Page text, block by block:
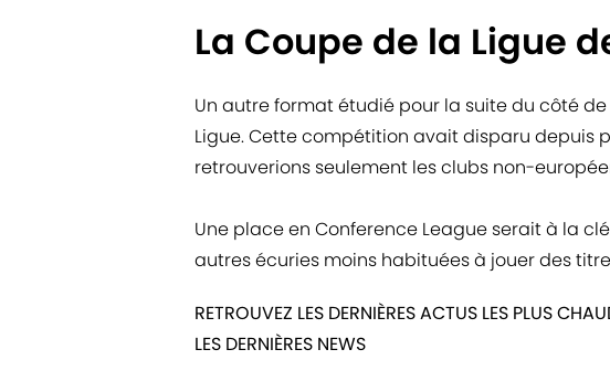
La Coupe de la Ligue
Un autre format étudié pour la suite du côté de
Ligue. Cette compétition avait disparu depuis
retrouverions seulement les clubs non-
Une place en Conference League serait à la
autres écuries moins habituées à jouer des
RETROUVEZ LES DERNIÈRES ACTUS LES PLUS
LES DERNIÈRES NEWS